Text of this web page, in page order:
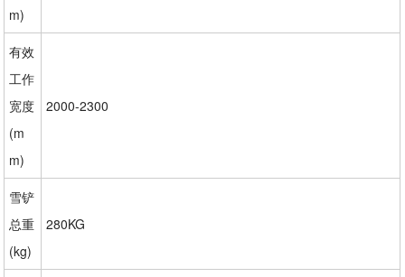
m)
有效
工作
宽度
(m
m)
2000-2300
雪铲
总重
(kg)
280KG